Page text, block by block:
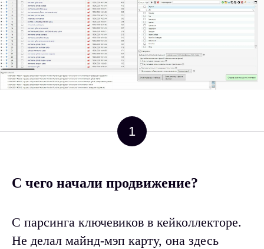
1
С чего начали продвижение?
С парсинга ключевиков в кейколлекторе.
Не делал майнд-мэп карту, она здесь